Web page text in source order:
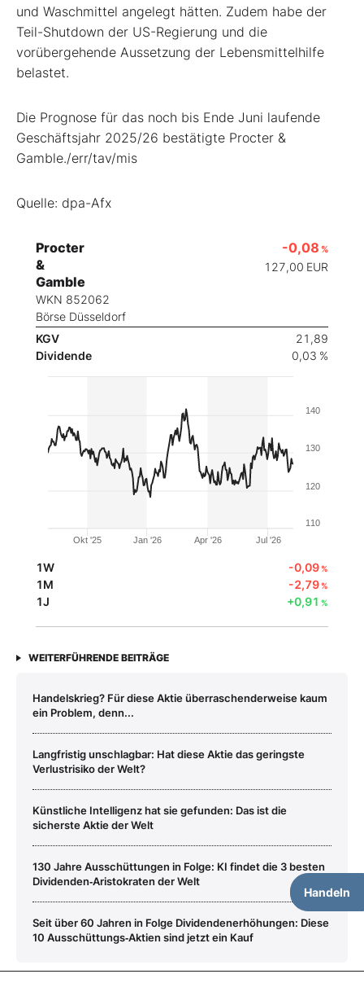
und Waschmittel angelegt hätten. Zudem habe der
Teil-Shutdown der US-Regierung und die
vorübergehende Aussetzung der Lebensmittelhilfe
belastet.
Die Prognose für das noch bis Ende Juni laufende
Geschäftsjahr 2025/26 bestätigte Procter &
Gamble./err/tav/mis
Quelle: dpa-Afx
Procter
&
Gamble
WKN 852062
Börse Düsseldorf
-0,08 %
127,00 EUR
KGV
21,89
Dividende
0,03 %
Handeln
Okt '25 Jan '26 Apr '26 Jul '26
110
120
130
140
1W -0,09%
1M -2,79%
1J +0,91 %
WEITERFÜHRENDE BEITRÄGE
Handelskrieg? Für diese Aktie überraschenderweise kaum
ein Problem, denn...
Langfristig unschlagbar: Hat diese Aktie das geringste
Verlustrisiko der Welt?
Künstliche Intelligenz hat sie gefunden: Das ist die
sicherste Aktie der Welt
130 Jahre Ausschüttungen in Folge: KI findet die 3 besten
Dividenden‑Aristokraten der Welt
Seit über 60 Jahren in Folge Dividendenerhöhungen: Diese
10 Ausschüttungs‑Aktien sind jetzt ein Kauf